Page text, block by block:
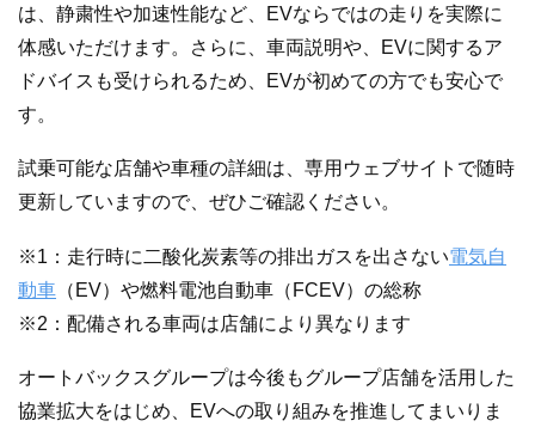
は、静粛性や加速性能など、EVならではの走りを実際に
体感いただけます。さらに、車両説明や、EVに関するア
ドバイスも受けられるため、EVが初めての方でも安心で
す。
試乗可能な店舗や車種の詳細は、専用ウェブサイトで随時
更新していますので、ぜひご確認ください。
※1：走行時に⼆酸化炭素等の排出ガスを出さない電気自
動車 （EV）や燃料電池自動車（FCEV）の総称
※2：配備される車両は店舗により異なります
オートバックスグループは今後もグループ店舗を活用した
協業拡大をはじめ、EVへの取り組みを推進してまいりま